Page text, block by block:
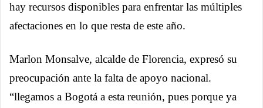
hay recursos disponibles para enfrentar las múltiples
afectaciones en lo que resta de este año.
Marlon Monsalve, alcalde de Florencia, expresó su
preocupación ante la falta de apoyo nacional.
“llegamos a Bogotá a esta reunión, pues porque ya